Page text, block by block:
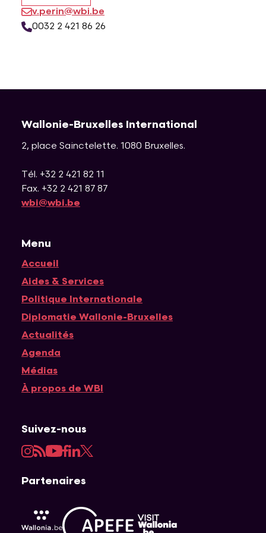
v.perin@wbi.be
0032 2 421 86 26
Wallonie-Bruxelles International
2, place Sainctelette. 1080 Bruxelles.
Tél. +32 2 421 82 11
Fax. +32 2 421 87 87
wbi@wbi.be
Menu
Accueil
Navigation principale
Aides & Services
Politique Internationale
Diplomatie Wallonie-Bruxelles
Actualités
Agenda
Médias
À propos de WBI
Suivez-nous
Instagram
RSSYouTube
Facebook
LinkedIn
Twitter
Partenaires
AWEX
Visit Wallonia